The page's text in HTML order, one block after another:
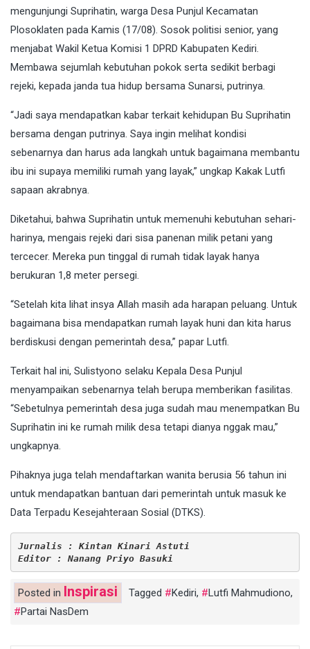
mengunjungi Suprihatin, warga Desa Punjul Kecamatan
Plosoklaten pada Kamis (17/08). Sosok politisi senior, yang
menjabat Wakil Ketua Komisi 1 DPRD Kabupaten Kediri.
Membawa sejumlah kebutuhan pokok serta sedikit berbagi
rejeki, kepada janda tua hidup bersama Sunarsi, putrinya.
“Jadi saya mendapatkan kabar terkait kehidupan Bu Suprihatin
bersama dengan putrinya. Saya ingin melihat kondisi
sebenarnya dan harus ada langkah untuk bagaimana membantu
ibu ini supaya memiliki rumah yang layak,” ungkap Kakak Lutfi
sapaan akrabnya.
Diketahui, bahwa Suprihatin untuk memenuhi kebutuhan sehari-
harinya, mengais rejeki dari sisa panenan milik petani yang
tercecer. Mereka pun tinggal di rumah tidak layak hanya
berukuran 1,8 meter persegi.
“Setelah kita lihat insya Allah masih ada harapan peluang. Untuk
bagaimana bisa mendapatkan rumah layak huni dan kita harus
berdiskusi dengan pemerintah desa,” papar Lutfi.
Terkait hal ini, Sulistyono selaku Kepala Desa Punjul
menyampaikan sebenarnya telah berupa memberikan fasilitas.
“Sebetulnya pemerintah desa juga sudah mau menempatkan Bu
Suprihatin ini ke rumah milik desa tetapi dianya nggak mau,”
ungkapnya.
Pihaknya juga telah mendaftarkan wanita berusia 56 tahun ini
untuk mendapatkan bantuan dari pemerintah untuk masuk ke
Data Terpadu Kesejahteraan Sosial (DTKS).
Jurnalis : Kintan Kinari Astuti
Editor : Nanang Priyo Basuki
Posted in Inspirasi Tagged Kediri, Lutfi Mahmudiono,
Partai NasDem